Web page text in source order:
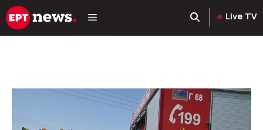
Μετάβαση
σε
Live TV